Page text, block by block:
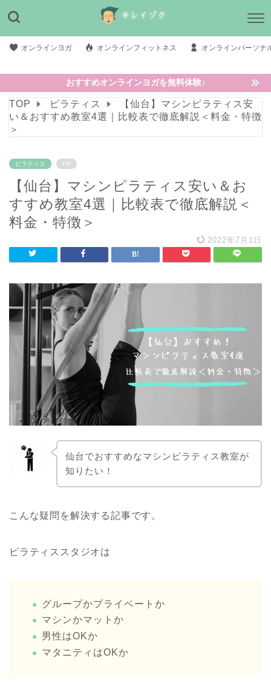
オンラインヨガ オンラインフィットネス オンラインパーソナ
おすすめオンラインヨガを無料体験♪
TOP ピラティス
【仙台】マシンピラティス安
い＆おすすめ教室4選｜比較表で徹底解説＜料金・特徴
＞
ピラティス PR
【仙台】マシンピラティス安い＆お
すすめ教室4選｜比較表で徹底解説＜
料金・特徴＞
2022年7月1日
仙台でおすすめなマシンピラティス教室が
知りたい！
こんな疑問を解決する記事です。
ピラティススタジオは
グループかプライベートか
マシンかマットか
男性はOKか
マタニティはOKか